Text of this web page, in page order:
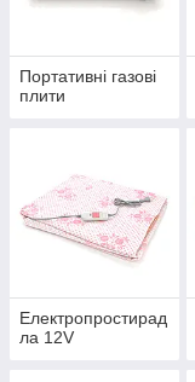
Портативні газові
плити
Електропростирад
ла 12V